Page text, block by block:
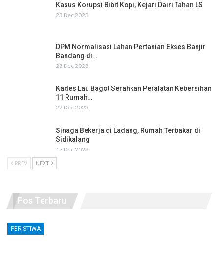
Kasus Korupsi Bibit Kopi, Kejari Dairi Tahan LS
23 Dec 2023
DPM Normalisasi Lahan Pertanian Ekses Banjir
Bandang di…
23 Dec 2023
Kades Lau Bagot Serahkan Peralatan Kebersihan
11 Rumah…
22 Dec 2023
Sinaga Bekerja di Ladang, Rumah Terbakar di
Sidikalang
17 Dec 2023
PREV NEXT
Pos Terbaru
PERISTIWA